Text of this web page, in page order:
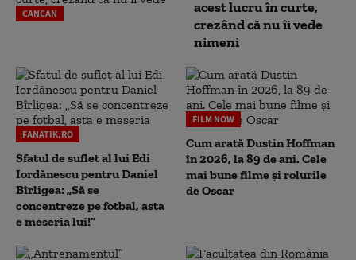
CANCAN
acest lucru în curte,
crezând că nu îi vede
nimeni
FANATIK.RO
Sfatul de suflet al lui Edi
Iordănescu pentru Daniel
Bîrligea: „Să se
concentreze pe fotbal, asta
e meseria lui!”
FILM NOW
Cum arată Dustin Hoffman
în 2026, la 89 de ani. Cele
mai bune filme și rolurile
de Oscar